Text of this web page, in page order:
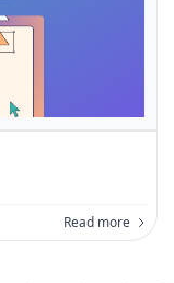
Read more